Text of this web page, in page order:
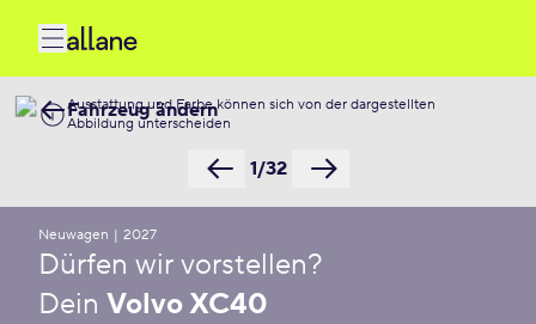
Ausstattung und Farbe können sich von der dargestellten
Abbildung unterscheiden
1/32
Fahrzeug ändern
Neuwagen | 2027
Dürfen wir vorstellen?
Dein Volvo XC40